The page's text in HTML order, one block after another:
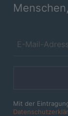
Mit der